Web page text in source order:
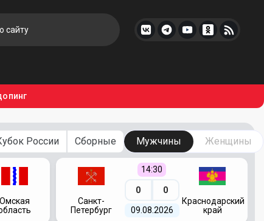
России Сборные Мужчины Женщины
Омская
Санкт-
Петербург
14:30
0 0
09.08.2026
Краснодарский
край